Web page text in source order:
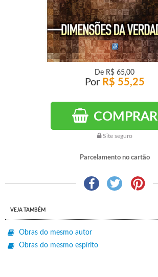
De R$ 65,00
Por R$ 55,25
COMPRAR
Site seguro
Parcelamento no cartão
VEJA TAMBÉM
Obras do mesmo autor
Obras do mesmo espírito